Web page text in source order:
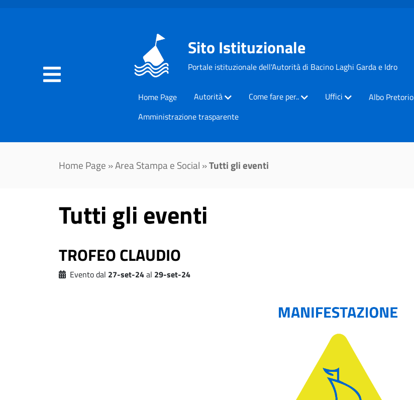
Sito Istituzionale
Portale istituzionale dell'Autorità di Bacino Laghi Garda e Idro
Home Page Autorità Come fare per.. Uffici Albo Pretorio
Amministrazione trasparente
Home Page »Area Stampa e Social »Tutti gli eventi
Tutti gli eventi
TROFEO CLAUDIO
Evento dal 27-set-24al 29-set-24